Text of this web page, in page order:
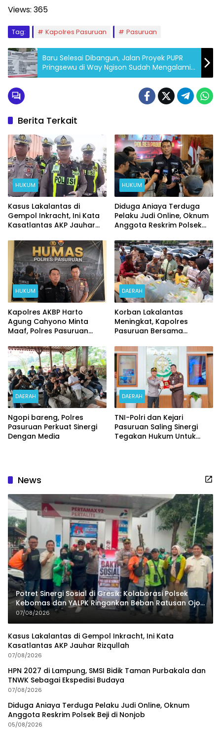
Views: 365
Tag: Kapolres Pasuruan Pasuruan
Baru Selesai Dibangun, Jalan Proyek PUPR
Pringsewu di Way Ngison Sudah Mengalami
Kerusakan.
Berita Terkait
HUKUM
Kasus Lakalantas di
Gempol Inkracht, Ini Kata
Kasatlantas AKP Jauhar
HUKUM
Diduga Aniaya Terduga
Pelaku Judi Online, Oknum
Anggota Reskrim Polsek
HUKUM
Kapolres AKBP Harto
Agung Cahyono Minta
Maaf, Polres Pasuruan
Meninggalnya Terduga
Pelaku Judi Online
DAERAH
Korban Lakalantas
Meningkat, Kapolres
Pasuruan Bersama
Ghaib dan Doa Bersama
DAERAH
Ngopi bareng, Polres
Pasuruan Perkuat Sinergi
Dengan Media
DAERAH
TNI-Polri dan Kejari
Pasuruan Saling Sinergi
Tegakan Hukum Untuk
News
Potret Sinergi Sosial di Gresik: Kolaborasi Polsek
Kebomas dan YALPK Ringankan Beban Ratusan Ojol
dan Warga
07/08/2026
Kasus Lakalantas di Gempol Inkracht, Ini Kata
Kasatlantas AKP Jauhar Rizqullah
07/08/2026
HPN 2027 di Lampung, SMSI Bidik Taman Purbakala dan
TNWK Sebagai Ekspedisi Budaya
07/08/2026
Diduga Aniaya Terduga Pelaku Judi Online, Oknum
Anggota Reskrim Polsek Beji di Nonjob
05/08/2026